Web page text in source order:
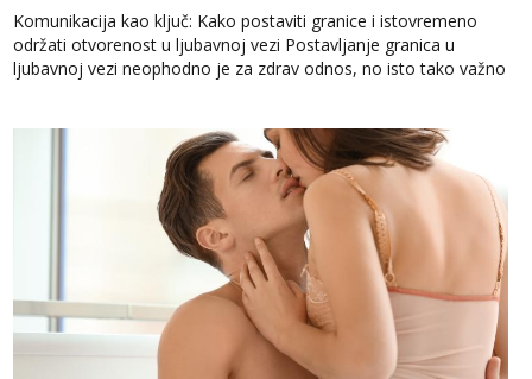
Komunikacija kao ključ: Kako postaviti granice i istovremeno
održati otvorenost u ljubavnoj vezi Postavljanje granica u
ljubavnoj vezi neophodno je za zdrav odnos, no isto tako važno